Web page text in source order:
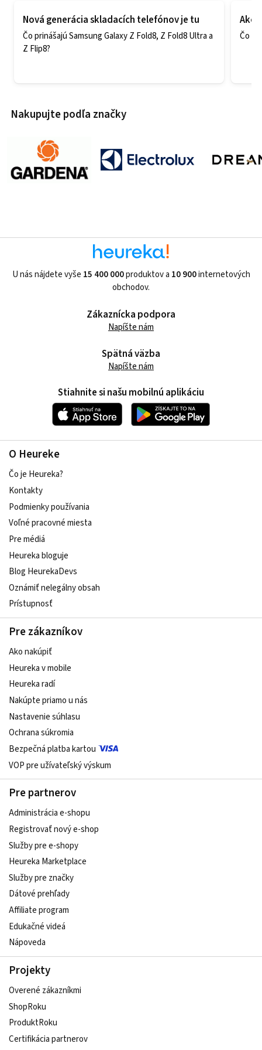
Nová generácia skladacích telefónov je tu
Čo prinášajú Samsung Galaxy Z Fold8, Z Fold8 Ultra a
Z Flip8?
Ako
Čo
Nakupujte podľa značky
U nás nájdete vyše 15 400 000produktov a 10 900internetových
obchodov.
O Heureke
Čo je Heureka?
Kontakty
Podmienky používania
Voľné pracovné miesta
Pre médiá
Heureka bloguje
Blog HeurekaDevs
Oznámiť nelegálny obsah
Prístupnosť
Pre zákazníkov
Ako nakúpiť
Heureka v mobile
Heureka radí
Nakúpte priamo u nás
Nastavenie súhlasu
Ochrana súkromia
Bezpečná platba kartou
VOP pre užívateľský výskum
Pre partnerov
Administrácia e-shopu
Registrovať nový e-shop
Služby pre e‑shopy
Heureka Marketplace
Služby pre značky
Dátové prehľady
Affiliate program
Edukačné videá
Nápoveda
Projekty
Overené zákazníkmi
ShopRoku
ProduktRoku
Certifikácia partnerov
Zákaznícka podpora
Napíšte nám
Spätná väzba
Napíšte nám
Stiahnite si našu mobilnú aplikáciu